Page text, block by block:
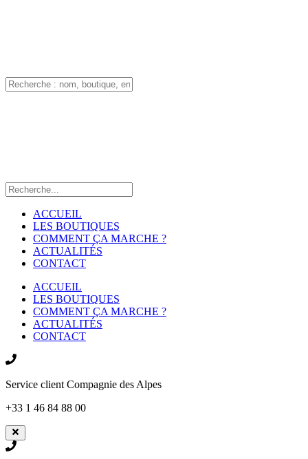
ACCUEIL
LES BOUTIQUES
COMMENT ÇA MARCHE ?
ACTUALITÉS
CONTACT
ACCUEIL
LES BOUTIQUES
COMMENT ÇA MARCHE ?
ACTUALITÉS
CONTACT
Service client Compagnie des Alpes
+33 1 46 84 88 00